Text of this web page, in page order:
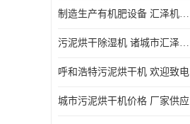
制造生产有机肥设备 汇泽机械 免费报价
污泥烘干除湿机 诸城市汇泽机械有限公司
呼和浩特污泥烘干机 欢迎致电
城市污泥烘干机价格 厂家供应